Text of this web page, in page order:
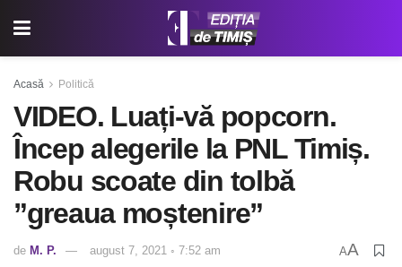
Acasă Politică
VIDEO. Luați-vă popcorn.
Încep alegerile la PNL Timiș.
Robu scoate din tolbă
”greaua moștenire”
de M. P. august 7, 2021 ◦ 7:52 am AA